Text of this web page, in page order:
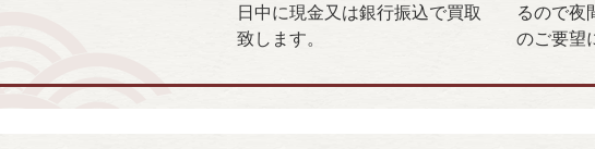
日中に現金又は銀行振込で買取
致します。
るので夜
のご要望